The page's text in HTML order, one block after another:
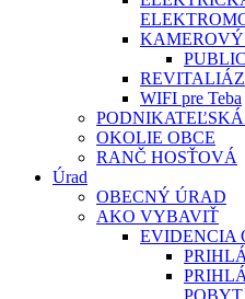
KAMEROVÝ
WIFI pre Teba
OKOLIE OBCE
RANČ HOSŤOVÁ
Úrad
OBECNÝ ÚRAD
AKO VYBAVIŤ
EVIDENCIA
POBYT